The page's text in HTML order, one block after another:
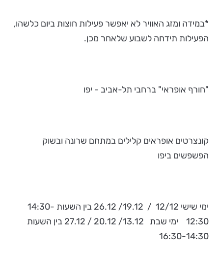
*במידה ומזג האוויר לא יאפשר פעילות חוצות ביום כלשהו,
הפעילות תידחה לשבוע שלאחר מכן.
"חורף אופראי" ברחבי תל-אביב - יפו
קונצרטים אופראים קלילים במתחם שרונה ובשוק
הפשפשים ביפו
ימי שישי 12/12 / 19.12/ 26.12 בין השעות 14:30-
12:30 ימי שבת 13.12/ 20.12 / 27.12 בין השעות
16:30-14:30